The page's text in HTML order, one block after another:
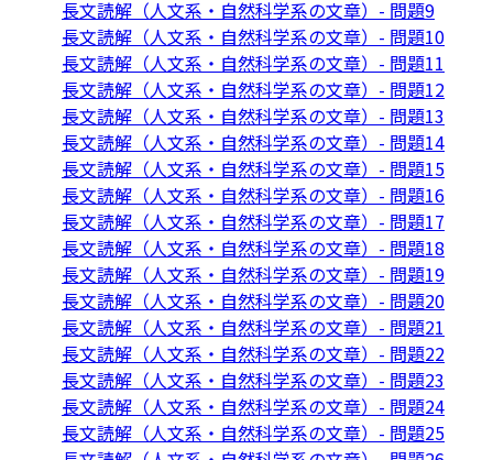
長文読解（人文系・自然科学系の文章）- 問題9
長文読解（人文系・自然科学系の文章）- 問題10
長文読解（人文系・自然科学系の文章）- 問題11
長文読解（人文系・自然科学系の文章）- 問題12
長文読解（人文系・自然科学系の文章）- 問題13
長文読解（人文系・自然科学系の文章）- 問題14
長文読解（人文系・自然科学系の文章）- 問題15
長文読解（人文系・自然科学系の文章）- 問題16
長文読解（人文系・自然科学系の文章）- 問題17
長文読解（人文系・自然科学系の文章）- 問題18
長文読解（人文系・自然科学系の文章）- 問題19
長文読解（人文系・自然科学系の文章）- 問題20
長文読解（人文系・自然科学系の文章）- 問題21
長文読解（人文系・自然科学系の文章）- 問題22
長文読解（人文系・自然科学系の文章）- 問題23
長文読解（人文系・自然科学系の文章）- 問題24
長文読解（人文系・自然科学系の文章）- 問題25